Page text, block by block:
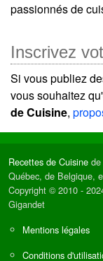
passionnés de
Inscrivez
Si vous publiez
vous souhaitez
de Cuisine,
Recettes de Cuisine
Québec, de Belgique,
Copyright © 2010 -
Gigandet
Mentions légales
Conditions